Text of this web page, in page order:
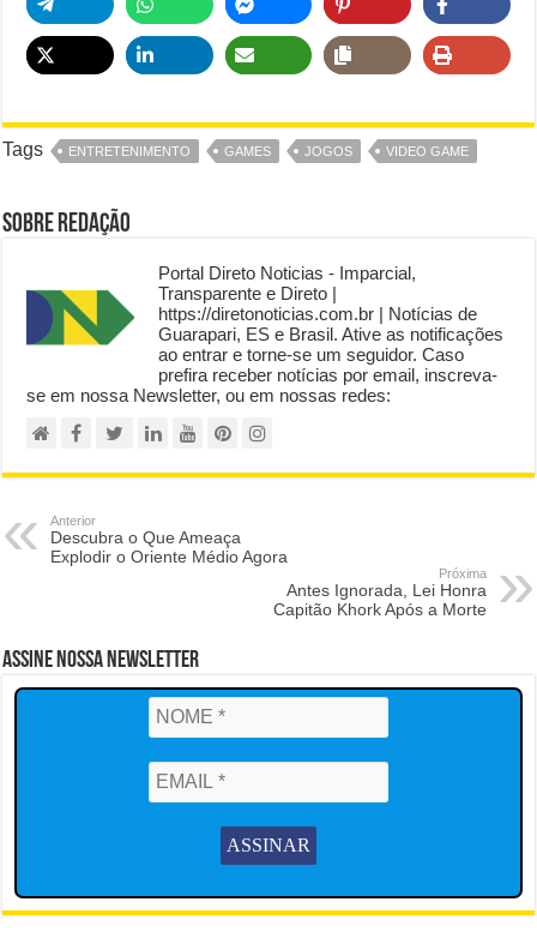
Tags ENTRETENIMENTO GAMES JOGOS VIDEO GAME
Sobre Redação
Portal Direto Noticias - Imparcial,
Transparente e Direto |
https://diretonoticias.com.br | Notícias de
Guarapari, ES e Brasil. Ative as notificações
ao entrar e torne-se um seguidor. Caso
prefira receber notícias por email, inscreva-
se em nossa Newsletter, ou em nossas redes:
Anterior
Descubra o Que Ameaça
Explodir o Oriente Médio Agora
Próxima
Antes Ignorada, Lei Honra
Capitão Khork Após a Morte
Assine Nossa Newsletter